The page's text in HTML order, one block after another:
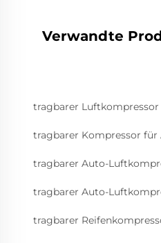
Verwandte
tragbarer
tragbarer Kompressor für
tragbarer Auto-
tragbarer Auto-
tragbarer